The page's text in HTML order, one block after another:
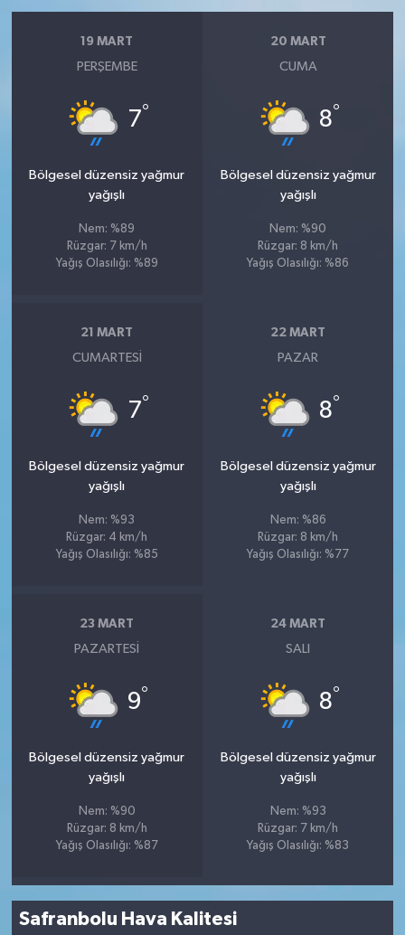
19 MART
PERŞEMBE
7°
Bölgesel düzensiz yağmur
yağışlı
Nem: %89
Rüzgar: 7 km/h
Yağış Olasılığı: %89
20 MART
CUMA
8°
Bölgesel düzensiz yağmur
yağışlı
Nem: %90
Rüzgar: 8 km/h
Yağış Olasılığı: %86
21 MART
CUMARTESI
7°
Bölgesel düzensiz yağmur
yağışlı
Nem: %93
Rüzgar: 4 km/h
Yağış Olasılığı: %85
22 MART
PAZAR
8°
Bölgesel düzensiz yağmur
yağışlı
Nem: %86
Rüzgar: 8 km/h
Yağış Olasılığı: %77
23 MART
PAZARTESI
9°
Bölgesel düzensiz yağmur
yağışlı
Nem: %90
Rüzgar: 8 km/h
Yağış Olasılığı: %87
24 MART
SALI
8°
Bölgesel düzensiz yağmur
yağışlı
Nem: %93
Rüzgar: 7 km/h
Yağış Olasılığı: %83
Safranbolu Hava Kalitesi